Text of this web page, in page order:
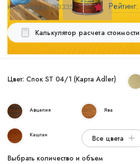
Код товара:00335 Рейтинг:
Калькулятор расчета стоимости
Цвет: Спок ST 04/1 (Карта Adler)
Афцелия Ява
Каштан
Все цвета
Выбрать количество и объем